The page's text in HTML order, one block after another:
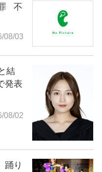
不
08/03
結
発表
08/02
踊り